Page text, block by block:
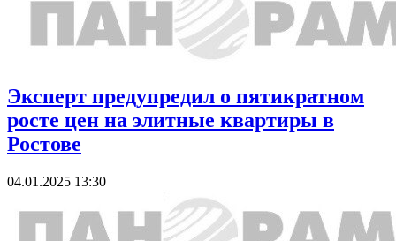
Эксперт предупредил о пятикратном
росте цен на элитные квартиры в
Ростове
04.01.2025 13:30